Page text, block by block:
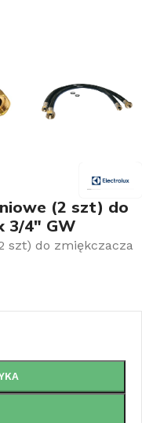
(2 szt) do
3/4″ GW
szt) do zmiękczacza